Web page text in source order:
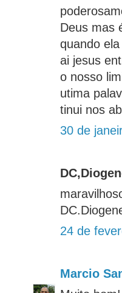
Deus mas
quando
ai jesus
o nosso
utima
tinui nos
30 de
24 de
Marcio